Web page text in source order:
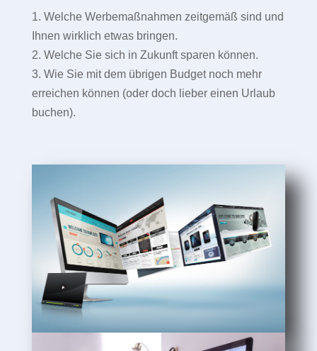
1. Welche Werbemaßnahmen zeitgemäß sind und
Ihnen wirklich etwas bringen.
2. Welche Sie sich in Zukunft sparen können.
3. Wie Sie mit dem übrigen Budget noch mehr
erreichen können (oder doch lieber einen Urlaub
buchen).